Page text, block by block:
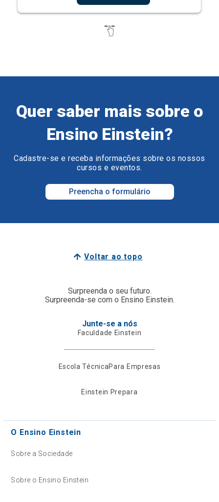
Quer saber mais sobre o
Ensino Einstein?
Cadastre-se e receba informações sobre os nossos
cursos e eventos.
Preencha o formulário
Voltar ao topo
Surpreenda o seu futuro.
Surpreenda-se com o Ensino Einstein.
Junte-se a nós
Faculdade Einstein
Escola TécnicaPara Empresas
Einstein Prepara
O Ensino Einstein
Sobre a Sociedade
Sobre o Ensino Einstein